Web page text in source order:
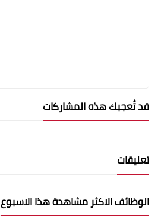
قد تُعجبك هذه المشاركات
تعليقات
الوظائف الاكثر مشاهدة هذا الاسبوع